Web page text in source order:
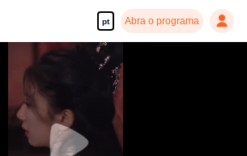
pt Abra o programa